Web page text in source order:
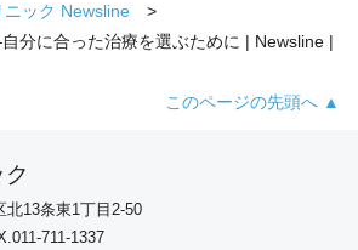
ニック Newsline
分に合った治療を選ぶために | Newsline |
このページの先頭へ ▲
13条東1丁目2-50
711-1337